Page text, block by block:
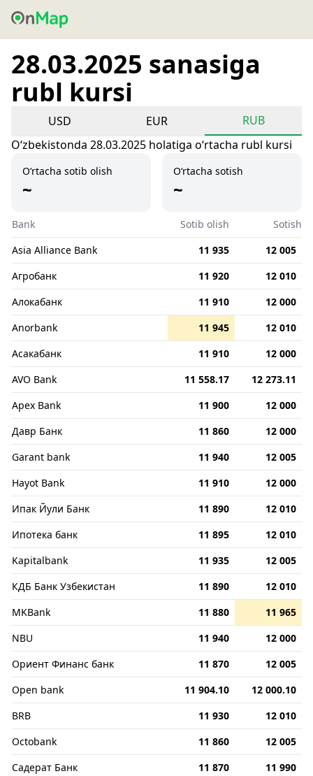
28.03.2025 sanasiga
rubl kursi
USD EUR
RUB
Oʻzbekistonda 28.03.2025 holatiga oʻrtacha rubl kursi
O‘rtacha sotib olish
~
O‘rtacha sotish
~
Bank Sotib olish
Sotish
Asia Alliance Bank
11 935
12 005
Агробанк
11 920
12 010
Алокабанк
11 910
12 000
Anorbank
11 945
12 010
Асакабанк
11 910
12 000
AVO Bank
11 558.17
12 273.11
Apex Bank
11 900
12 000
Давр Банк
11 860
12 000
Garant bank
11 940
12 005
Hayot Bank
11 910
12 000
Ипак Йули Банк
11 890
12 010
Ипотека банк
11 895
12 010
Kapitalbank
11 935
12 005
КДБ Банк Узбекистан
11 890
12 010
MKBank
11 880
11 965
NBU
11 940
12 000
Ориент Финанс банк
11 870
12 005
Open bank
11 904.10
12 000.10
BRB
11 930
12 010
Octobank
11 860
12 005
Садерат Банк
11 870
11 990